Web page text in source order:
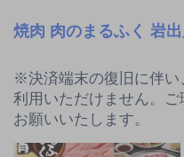
焼肉 肉のまるふく 岩
※決済端末の復旧に伴い
利用いただけません。ご
お願いいたします。